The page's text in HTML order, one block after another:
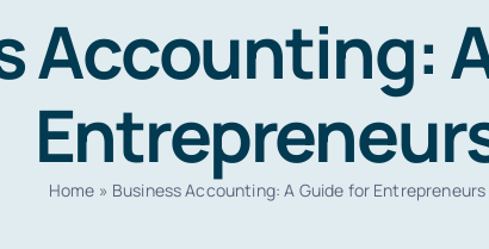
Accounting:
Home » Business Accounting: A Guide for Entrepreneurs